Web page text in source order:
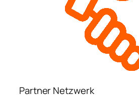
Partner Netzwerk